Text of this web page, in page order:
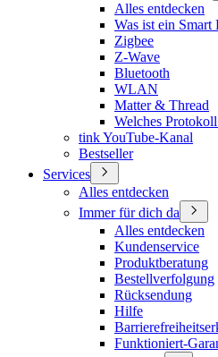
Alles entdecken
Was ist ein
Zigbee
Z-Wave
Bluetooth
WLAN
Matter & Thread
Welches
tink YouTube-Kanal
Bestseller
Services
Alles entdecken
Immer für dich da
Alles entdecken
Kundenservice
Produktberatung
Bestellverfolgung
Rücksendung
Hilfe
Funktioniert-